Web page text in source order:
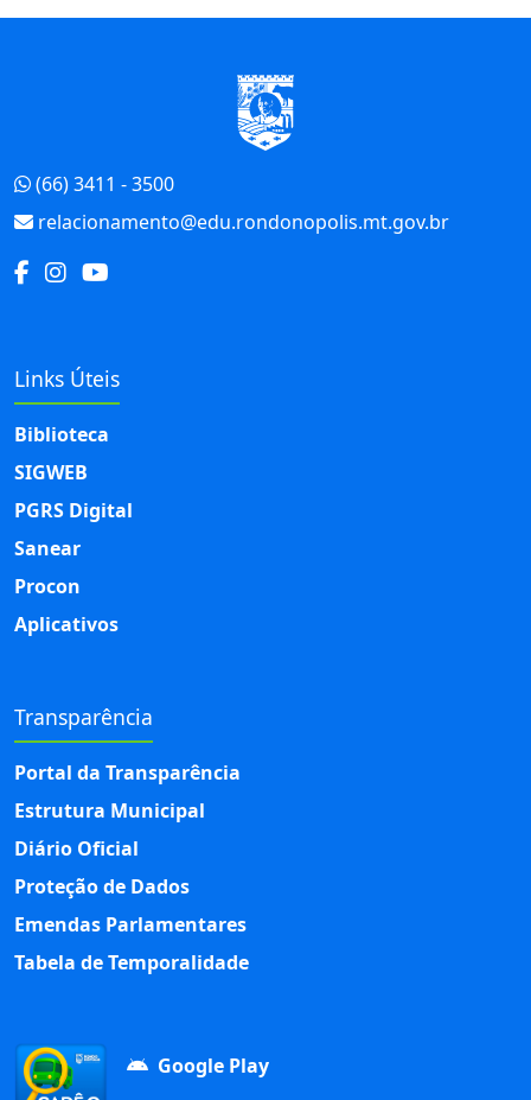
(66) 3411 - 3500
relacionamento@edu.rondonopolis.mt.gov.br
Links Úteis
Biblioteca
SIGWEB
PGRS Digital
Sanear
Procon
Aplicativos
Transparência
Portal da Transparência
Estrutura Municipal
Diário Oficial
Proteção de Dados
Emendas Parlamentares
Tabela de Temporalidade
Google Play